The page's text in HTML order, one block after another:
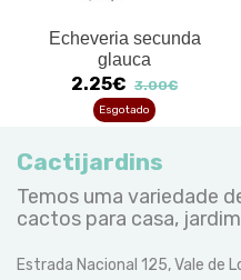
Echeveria secunda
glauca
2.25€ 3.00€
Esgotado
Cactijardins
Temos uma variedade
cactos para casa,
Estrada Nacional 125, Vale de